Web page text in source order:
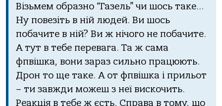
Візьмем образно “Газель” чи шось таке…
Ну повезіть в ній людей. Ви шось
побачите в ній? Ви ж нічого не побачите.
А тут в тебе перевага. Та ж сама
фпвішка, вони зараз сильно працюють.
Дрон то ще таке. А от фпвішка і прильот
– ти завжди можеш з неї вискочить.
Реакція в тебе ж єсть. Справа в тому, шо